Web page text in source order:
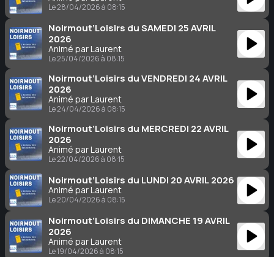
Le 28/04/2026 à 08:15
Noirmout’Loisirs du SAMEDI 25 AVRIL
2026
Animé par Laurent
Le 25/04/2026 à 08:15
Noirmout’Loisirs du VENDREDI 24 AVRIL
2026
Animé par Laurent
Le 24/04/2026 à 08:15
Noirmout’Loisirs du MERCREDI 22 AVRIL
2026
Animé par Laurent
Le 22/04/2026 à 08:15
Noirmout’Loisirs du LUNDI 20 AVRIL 2026
Animé par Laurent
Le 20/04/2026 à 08:15
Noirmout’Loisirs du DIMANCHE 19 AVRIL
2026
Animé par Laurent
Le 19/04/2026 à 08:15